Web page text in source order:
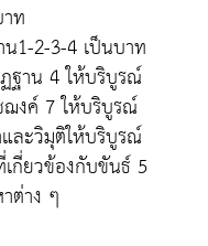
ท
1-2-3-4 เป็นบาท
ฐาน 4 ให้บริบูรณ์
งค์ 7 ให้บริบูรณ์
ละวิมุติให้บริบูรณ์
กี่ยวข้องกับขันธ์ 5
ต่าง ๆ